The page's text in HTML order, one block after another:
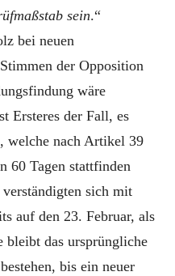
sein.“
bei neuen
der Opposition
wäre
Ersteres der Fall, es
welche nach Artikel 39
60 Tagen stattfinden
sich mit
auf den 23. Februar, als
bleibt das ursprüngliche
bis ein neuer